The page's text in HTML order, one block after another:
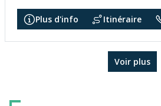
Plus d'info Itinéraire
Voir plus